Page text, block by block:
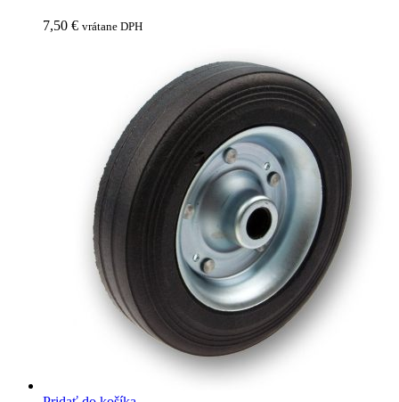
7,50 € vrátane DPH